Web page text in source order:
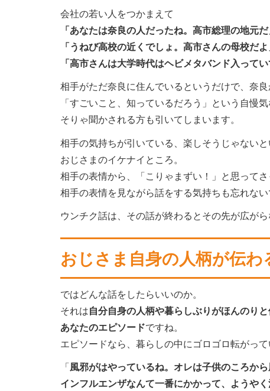
会社の若い人をつかまえて
「あなたは奈良の人だったね。高市総理の地元だ
「うねび高校の近くでしょ。高市さんの母校だよ
「高市さんは大学時代はヘビメタバンド入って
相手がただ奈良に住んでいるというだけで、奈
「すごいこと、知っているだろう」という自慢
そりゃ聞かされる方も引いてしまいます。
相手の気持ちが引いている、楽しそうじゃない
おじさまのイケナイところ。
相手の表情から、「こりゃまずい！」と思って
相手の表情を見ながら話をする気持ちも忘れない
ウンチク話は、その話が終わるとその先が広が
おじさま自身の人柄が伝
ではどんな話をしたらいいのか。
それは自分自身の人柄や暮らしぶりがほんのり
あなたのエピソードですね。
エピソードなら、暮らしの中にゴロゴロ転がって
「風邪がはやっているね。オレは子供のころから
インフルエンザなんて一番にかかって、ようやく